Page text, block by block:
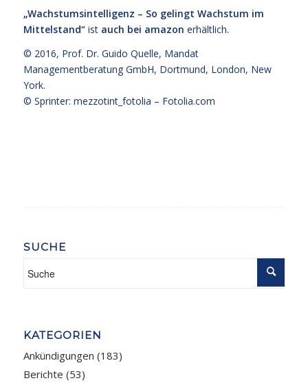
„Wachstumsintelligenz – So gelingt Wachstum im
Mittelstand“ist auch bei amazon erhältlich.
© 2016, Prof. Dr. Guido Quelle, Mandat
Managementberatung GmbH, Dortmund, London, New
York.
© Sprinter: mezzotint_fotolia – Fotolia.com
SUCHE
KATEGORIEN
Ankündigungen (183)
Berichte (53)